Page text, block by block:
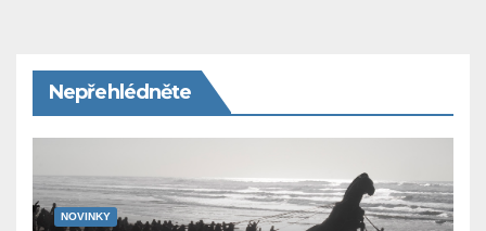
Nepřehlédněte
NOVINKY